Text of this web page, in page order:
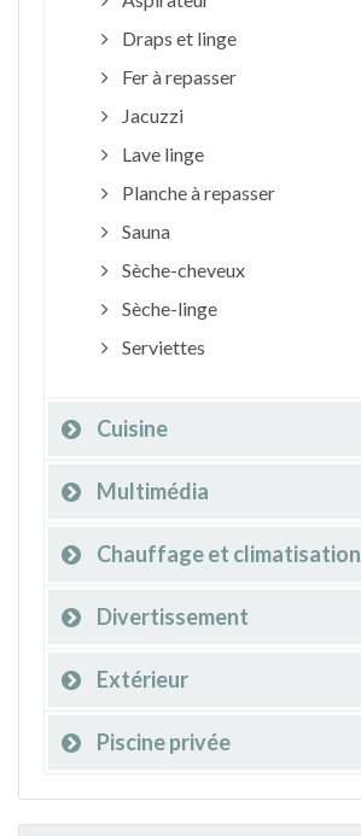
Draps et linge
Fer à repasser
Jacuzzi
Lave linge
Planche à repasser
Sauna
Sèche-cheveux
Sèche-linge
Serviettes
Cuisine
Multimédia
Chauffage et climatisation
Divertissement
Extérieur
Piscine privée